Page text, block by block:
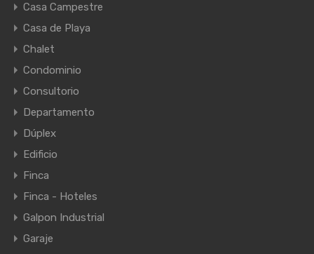
Casa Campestre
Casa de Playa
Chalet
Condominio
Consultorio
Departamento
Dúplex
Edificio
Finca
Finca - Hoteles
Galpon Industrial
Garaje